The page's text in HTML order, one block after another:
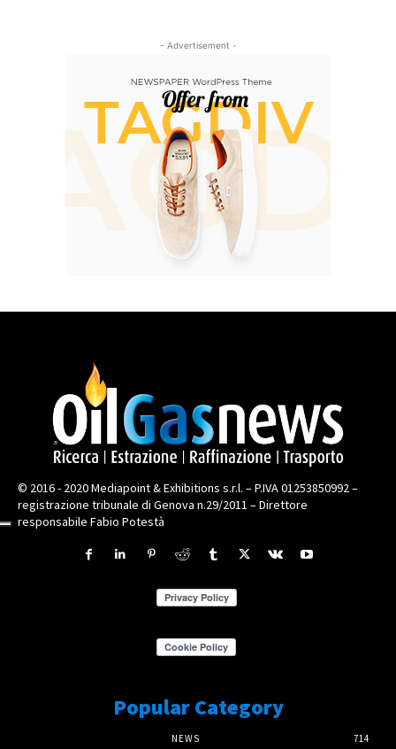
- Advertisement -
© 2016 - 2020 Mediapoint & Exhibitions s.r.l. – P.IVA 01253850992 –
registrazione tribunale di Genova n.29/2011 – Direttore
responsabile Fabio Potestà
Popular Category
NEWS 714